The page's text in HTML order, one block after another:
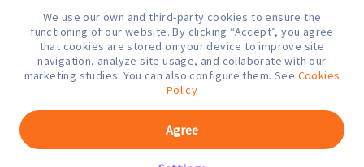
¿En qué podemos ayudarte hoy?
We use our own and third-party cookies to ensure the
functioning of our website. By clicking “Accept”, you agree
that cookies are stored on your device to improve site
navigation, analyze site usage, and collaborate with our
marketing studies. You can also configure them. See Cookies
Policy
Agree